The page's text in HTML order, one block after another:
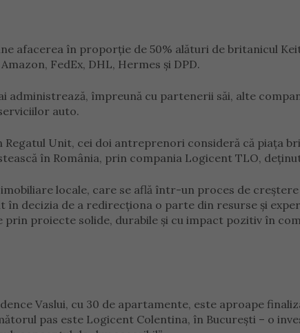
afacerea în proporție de 50% alături de britanicul
FedEx, DHL, Hermes și DPD.
administrează, împreună cu partenerii săi, alte
auto.
Regatul Unit, cei doi antreprenori consideră că piața
în România, prin compania Logicent TLO,
locale, care se află într-un proces de
decizia de a redirecționa o parte din resurse și
prin proiecte solide, durabile și cu impact pozitiv în
Vaslui, cu 30 de apartamente, este aproape
pas este Logicent Colentina, în București – o